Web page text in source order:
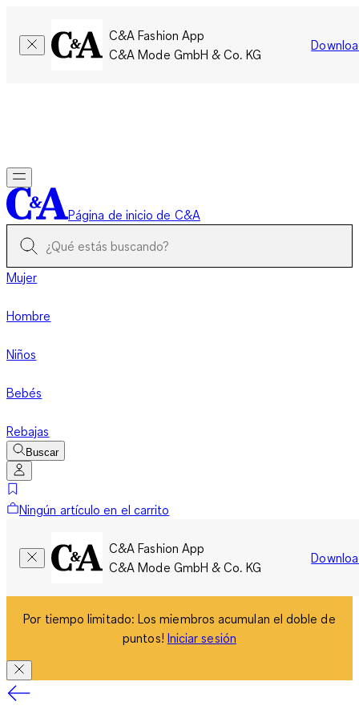
C&A Fashion App
C&A Mode GmbH & Co. KG
Página de inicio de C&A
Mujer
Hombre
Niños
Bebés
Rebajas
Buscar
Ningún artículo en el carrito
C&A Fashion App
C&A Mode GmbH & Co. KG
Por tiempo limitado: Los miembros acumulan el doble de
puntos! Iniciar sesión